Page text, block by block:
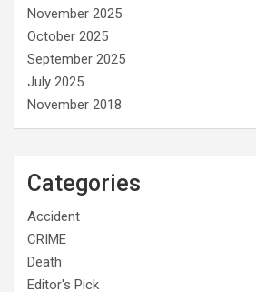
November 2025
October 2025
September 2025
July 2025
November 2018
Categories
Accident
CRIME
Death
Editor's Pick